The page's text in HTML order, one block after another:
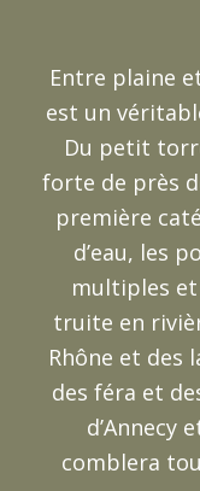
Entre plaine
est un
Du petit
forte de près
première
d’eau, les
multiples et
truite en
Rhône et des
des féra et
d’Annecy
comblera